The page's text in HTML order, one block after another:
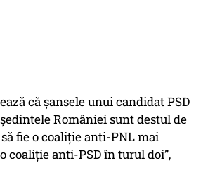
că șansele unui candidat PSD
României sunt destul de
fie o coaliție anti-PNL mai
coaliție anti-PSD în turul doi”,